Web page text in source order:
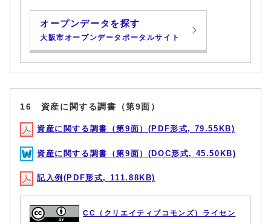
オープンデータを探す
大阪市オープンデータポータルサイト
16 資産に関する調書（第9面）
資産に関する調書（第9面）(PDF形式, 79.55KB)
資産に関する調書（第9面）(DOC形式, 45.50KB)
記入例(PDF形式, 111.88KB)
CC（クリエイティブコモンズ）ライセン